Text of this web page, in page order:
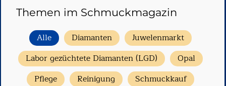
Themen im Schmuckmagazin
Alle Diamanten
Juwelenmarkt
Labor gezüchtete Diamanten (LGD)
Opal
Pflege
Reinigung
Schmuckkauf